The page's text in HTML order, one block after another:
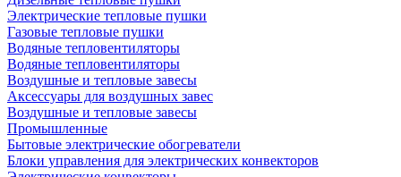
Электрические тепловые пушки
Газовые тепловые пушки
Водяные тепловентиляторы
Водяные тепловентиляторы
Воздушные и тепловые завесы
Аксессуары для воздушных завес
Воздушные и тепловые завесы
Промышленные
Бытовые электрические обогреватели
Блоки управления для электрических конвекторов